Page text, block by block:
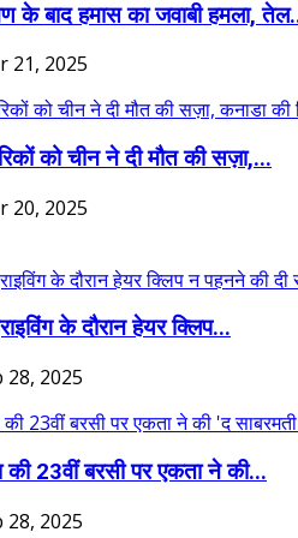
के बाद हमास का जवाबी हमला,
21, 2025
को चीन ने दी मौत की सज़ा,...
20, 2025
के दौरान हेयर क्लिप...
28, 2025
की 23वीं बरसी पर एकता ने की...
28, 2025